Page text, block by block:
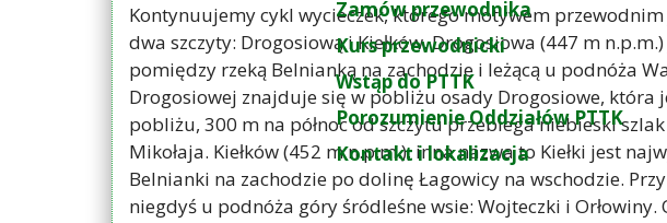
Zamów przewodnika
Kurs przewodnicki
Wstąp do PTTK
Porozumienie Oddziałów PTTK
Kontakt i lokalizacja
Kontynuujemy cykl wycieczek, którego motywem
dwa szczyty: Drogosiową i Kiełków. Drogosiowa (447 m
pomiędzy rzeką Belnianką na zachodzie i leżącą u podnóża
Drogosiowej znajduje się w pobliżu osady Drogosiowe, która
pobliżu, 300 m na północ od szczytu przebiega niebieski
Mikołaja. Kiełków (452 m n.p.m.), inna nazwa to Kiełki jest
Belnianki na zachodzie po dolinę Łagowicy na wschodzie.
niegdyś u podnóża góry śródleśne wsie: Wojteczki i Orłowiny.